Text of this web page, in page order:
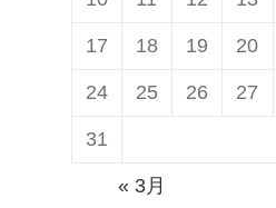
17 18 19 20
24 25 26 27
31
« 3月